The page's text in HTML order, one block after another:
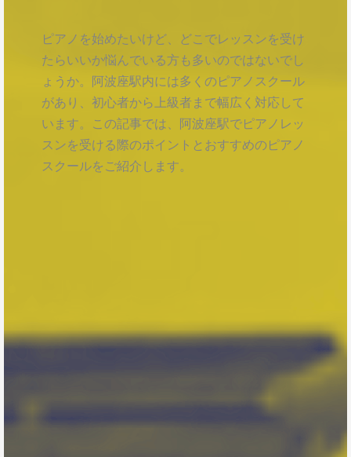
ピアノを始めたいけど、どこでレッスンを受け
たらいいか悩んでいる方も多いのではないでし
ょうか。阿波座駅内には多くのピアノスクール
があり、初心者から上級者まで幅広く対応して
います。この記事では、阿波座駅でピアノレッ
スンを受ける際のポイントとおすすめのピアノ
スクールをご紹介します。